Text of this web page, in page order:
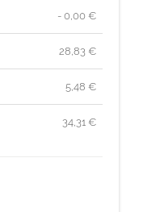
- 0,00 €
28,83 €
5,48 €
34,31 €